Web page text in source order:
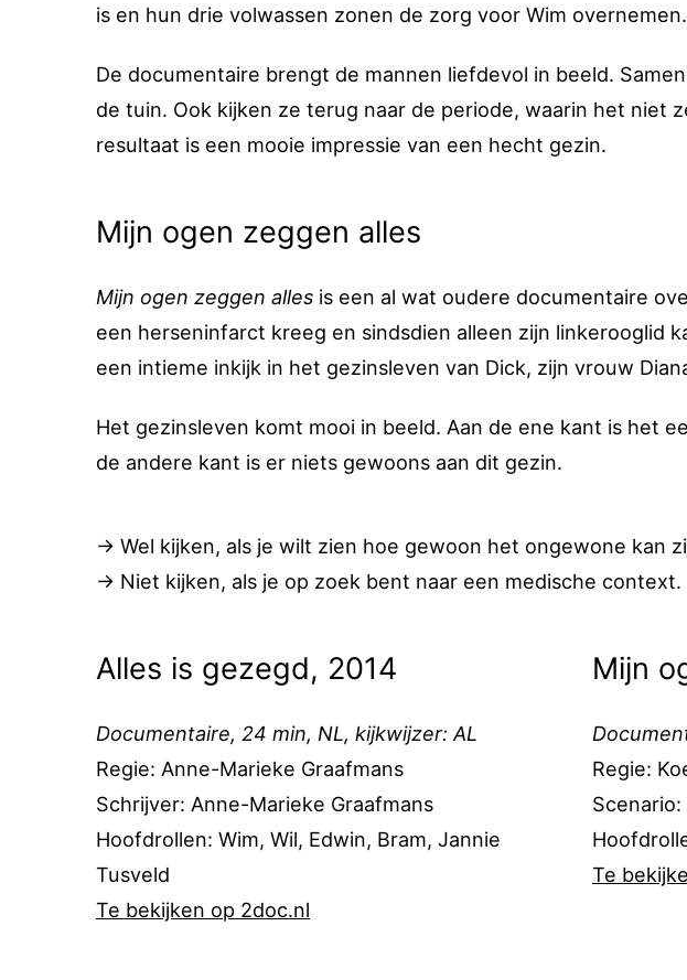
is en hun drie volwassen zonen de zorg voor Wim overnemen.
De documentaire brengt de mannen liefdevol in beeld.
de tuin. Ook kijken ze terug naar de periode, waarin het niet
resultaat is een mooie impressie van een hecht gezin.
Mijn ogen zeggen alles
Mijn ogen zeggen alles is een al wat oudere documentaire
een herseninfarct kreeg en sindsdien alleen zijn linkerooglid
een intieme inkijk in het gezinsleven van Dick, zijn vrouw
Het gezinsleven komt mooi in beeld. Aan de ene kant is het
de andere kant is er niets gewoons aan dit gezin.
→ Wel kijken, als je wilt zien hoe gewoon het ongewone kan
→ Niet kijken, als je op zoek bent naar een medische context.
Alles is gezegd, 2014
Documentaire, 24 min, NL, kijkwijzer: AL
Regie: Anne-Marieke Graafmans
Schrijver: Anne-Marieke Graafmans
Hoofdrollen: Wim, Wil, Edwin, Bram, Jannie
Tusveld
Te bekijken op 2doc.nl
Mijn
Regie:
Te